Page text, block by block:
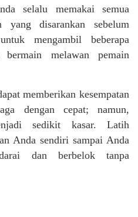
selalu memakai semua
yang disarankan sebelum
mengambil beberapa
melawan pemain
memberikan kesempatan
dengan cepat; namun,
sedikit kasar. Latih
Anda sendiri sampai Anda
dan berbelok tanpa